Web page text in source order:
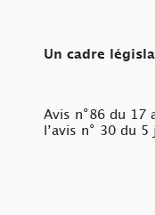
Un cadre
Avis n°86 du 17
l’avis n° 30 du